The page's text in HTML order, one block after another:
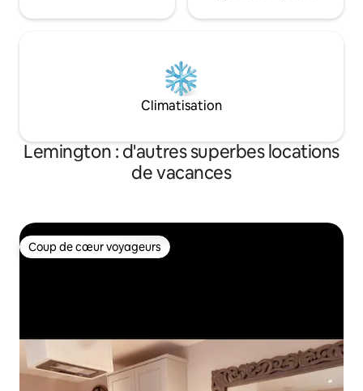
Climatisation
Lemington : d'autres superbes locations
de vacances
Coup de cœur voyageurs
Coup de cœur voyageurs